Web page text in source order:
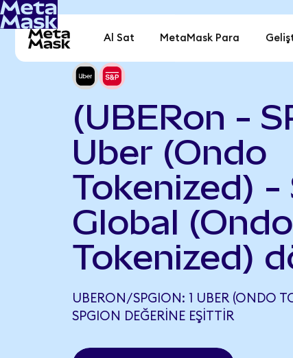
Al Sat MetaMask Para
(UBERon -
Uber (Ondo
Tokenized) -
Global (Ondo
Tokenized)
UBERON/SPGION: 1 UBER (ONDO
SPGION DEĞERINE EŞITTIR